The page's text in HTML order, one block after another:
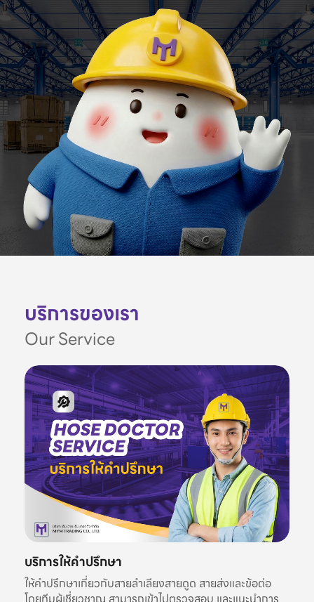
บริการของเรา
Our Service
บริการให้คำปรึกษา
ให้คำปรึกษาเกี่ยวกับสายลำเลียงสายดูด สายส่งและข้อต่อ